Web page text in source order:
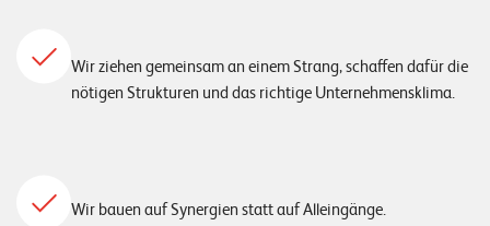
o
l
n
Wir ziehen gemeinsam an einem Strang, schaffen dafür die
nötigen Strukturen und das richtige Unternehmensklima.
Wir bauen auf Synergien statt auf Alleingänge.